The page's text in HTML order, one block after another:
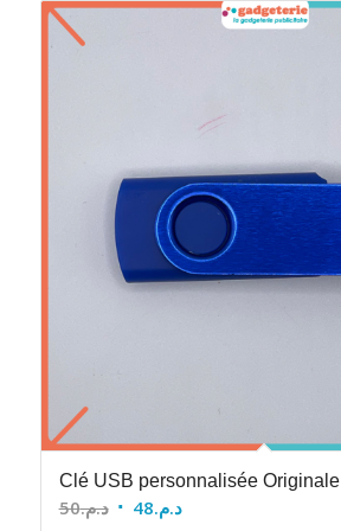
Clé USB personnalisée Originale
د.م.50
Le
د.م.48
Le